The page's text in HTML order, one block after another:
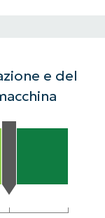
e del